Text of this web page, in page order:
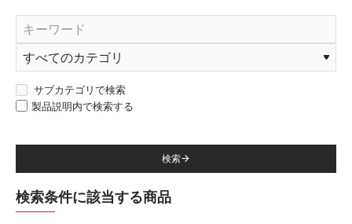
サブカテゴリで検索
製品説明内で検索する
検索
検索条件に該当する商品